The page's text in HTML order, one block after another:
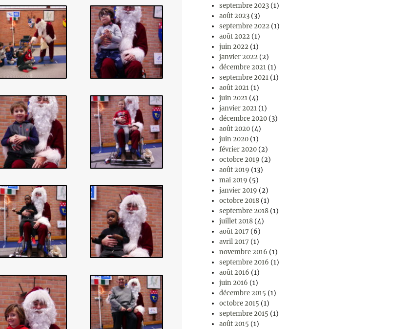
septembre 2023 (1)
août 2023 (3)
septembre 2022 (1)
août 2022 (1)
juin 2022 (1)
janvier 2022 (2)
décembre 2021 (1)
septembre 2021 (1)
août 2021 (1)
juin 2021 (4)
janvier 2021 (1)
décembre 2020 (3)
août 2020 (4)
juin 2020 (1)
février 2020 (2)
octobre 2019 (2)
août 2019 (13)
mai 2019 (5)
janvier 2019 (2)
octobre 2018 (1)
septembre 2018 (1)
juillet 2018 (4)
août 2017 (6)
avril 2017 (1)
novembre 2016 (1)
septembre 2016 (1)
août 2016 (1)
juin 2016 (1)
décembre 2015 (1)
octobre 2015 (1)
septembre 2015 (1)
août 2015 (1)